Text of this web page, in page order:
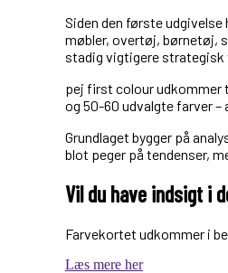
Siden den første
møbler, overtøj, børnetøj,
stadig vigtigere
pej first colour udkommer
og 50-60 udvalgte farver –
Grundlaget bygger på
blot peger på tendenser,
Vil du have indsigt i
Farvekortet udkommer i
Læs mere her